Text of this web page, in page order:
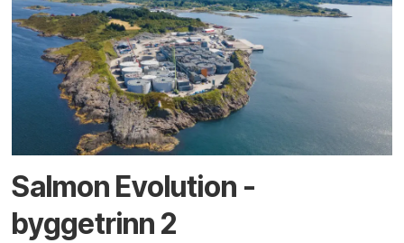
Salmon Evolution -
byggetrinn 2